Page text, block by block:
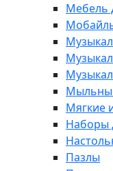
Мебель
Мягкие
Наборы
Пазлы